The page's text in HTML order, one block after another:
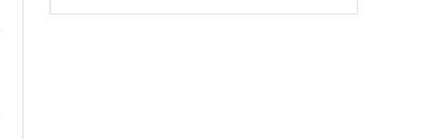
响；<&list>3.稳定器的转向胶套和球头